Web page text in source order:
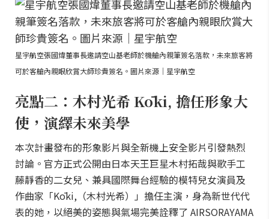
星宇航空張國煒董事長邀請空山基老師於機艙內親筆簽名落款，未來旅客將
可於客艙內親眼欣賞大師珍貴簽名。圖片來源｜星宇航空
亮點二：木村光希 Kōki, 擔任形象大
使，演繹未來美學
本次計畫發布的形象影片與全新機上安全影片引發熱烈
討論。官方正式公開由日本天王巨星木村拓哉與歌手工
藤靜香的二女兒、兼具國際舞台經驗的模特兒女演員及
作曲家「Kōki,（木村光希）」擔任主演，身為新世代代
表的她，以絕美的姿態與氣場完美詮釋了 AIRSORAYAMA